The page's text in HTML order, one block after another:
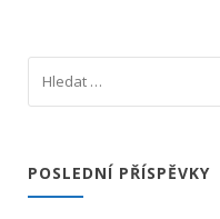
POSLEDNÍ PŘÍSPĚVKY